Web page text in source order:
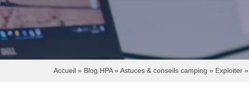
Accueil » Blog HPA»Astuces & conseils camping » Exploiter »